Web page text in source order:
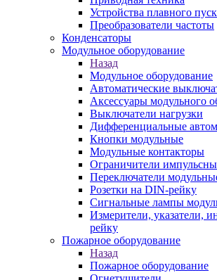
Устройства плавного
Преобразователи частоты
Конденсаторы
Модульное оборудование
Назад
Модульное оборудование
Автоматические
Аксессуары модульного
Выключатели нагрузки
Дифференциальные
Кнопки модульные
Модульные контакторы
Ограничители
Переключатели
Розетки на DIN-рейку
Сигнальные лампы
Измерители, указатели,
рейку
Пожарное оборудование
Назад
Пожарное оборудование